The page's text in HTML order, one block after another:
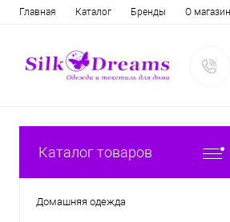
Главная Каталог Бренды О
Каталог товаров
Домашняя одежда